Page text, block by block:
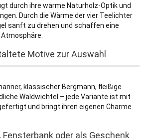
durch ihre warme Naturholz-Optik und
Durch die Wärme der vier Teelichter
sanft zu drehen und schaffen eine
Motive zur Auswahl
klassischer Bergmann, fleißige
Waldwichtel – jede Variante ist mit
und bringt ihren eigenen Charme
oder als Geschenk